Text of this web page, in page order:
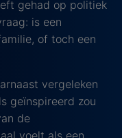
gehad op politiek
is een
of toch een
vergeleken
geïnspireerd zou
de
voelt als een